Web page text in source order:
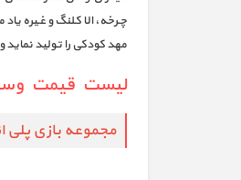
چـرخه، الا کـلنگ و غـیره
مهد کودکی را تولید
لیست قیمت
مجموعه بازی پلی